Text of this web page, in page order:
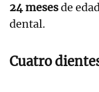
24 mesesde
dental.
Cuatro